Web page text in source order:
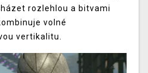
rozlehlou a bitvami
volné
vertikalitu.